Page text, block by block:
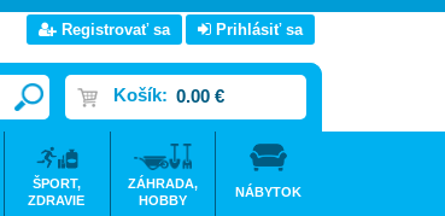
Registrovať sa Prihlásiť sa
Košík: 0.00 €
ŠPORT,
ZDRAVIE
ZÁHRADA,
HOBBY
NÁBYTOK